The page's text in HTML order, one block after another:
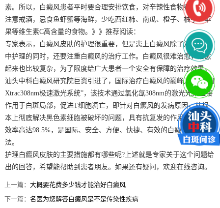
素。所以，白癜风患者平时要合理安排饮食，对辛辣性食物要忌口，
注意戒酒，忌食鱼虾蟹等海鲜，少吃西红柿、南瓜、橙子、柚子、苹
果等维生素C高含量的食物。》》推荐阅读：
专家表示，白癜风皮肤的护理很重要，但是患上白癜风除了注重生活
中护理的同时，还要注重白癜风的治疗工作。白癜风很难治愈，治愈
起来也比较复杂，为了限度给广大患者一个安全有保障的治疗效果，
汕头中科白癜风研究院巨资引进了，国际治疗白癜风的巅峰之作“美国
Xtrac308nm极速激光系统”，该技术通过氯化氙308nm的激光光束直接
作用于白斑局部，促进T细胞凋亡，即针对白癜风的发病原因，从根
本上彻底解决黑色素细胞被破坏的问题，具有抗复发的作用，治疗有
效率高达98.5%，是国际、安全、方便、快捷、有效的白癜风治疗方
法。
护理白癜风皮肤的主要措施都有哪些呢?上述就是专家关于这个问题给
出的回答，希望能帮助到患者朋友。如果还有疑问，欢迎在线咨询。
上一篇：大概要花费多少钱才能治好白癜风
下一篇：名医为您解答白癜风是不是传染性疾病